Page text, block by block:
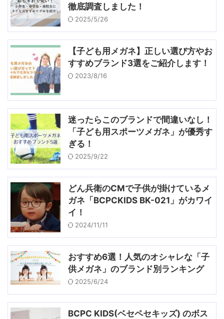
徹底調査しました！
2025/5/26
【子ども用メガネ】正しい選び方やお
すすめブランド3選をご紹介します！
2023/8/16
迷ったらこのブランドで間違いなし！
「子ども用スポーツメガネ」が優秀す
ぎる！
2025/9/22
どん兵衛のCMで子供が掛けているメ
ガネ「BCPCKIDS BK-021」がカワイ
イ！
2024/11/11
おすすめ6選！人気のオシャレな「子
供メガネ」のブランド別ランキング
2025/6/24
BCPC KIDS(ベセペセキッズ) のボス